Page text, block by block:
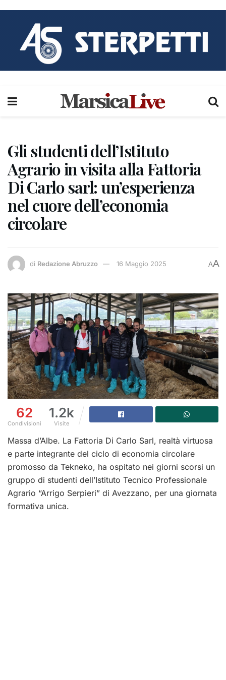
Gli studenti dell’Istituto
Agrario in visita alla Fattoria
Di Carlo sarl: un’esperienza
nel cuore dell’economia
circolare
di Redazione Abruzzo 16 Maggio 2025 AA
62
Condivisioni
1.2k
Visite
Massa d’Albe. La Fattoria Di Carlo Sarl, realtà virtuosa
e parte integrante del ciclo di economia circolare
promosso da Tekneko, ha ospitato nei giorni scorsi un
gruppo di studenti dell’Istituto Tecnico Professionale
Agrario “Arrigo Serpieri” di Avezzano, per una giornata
formativa unica.